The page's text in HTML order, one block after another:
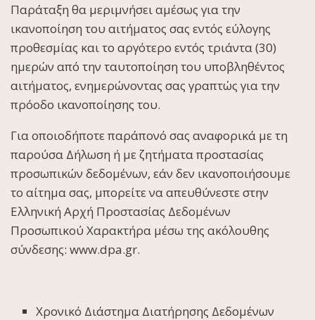
Παράταξη θα μεριμνήσει αμέσως για την
ικανοποίηση του αιτήματος σας εντός εύλογης
προθεσμίας και το αργότερο εντός τριάντα (30)
ημερών από την ταυτοποίηση του υποβληθέντος
αιτήματος, ενημερώνοντας σας γραπτώς για την
πρόοδο ικανοποίησης του.
Για οποιοδήποτε παράπονό σας αναφορικά με τη
παρούσα Δήλωση ή με ζητήματα προστασίας
προσωπικών δεδομένων, εάν δεν ικανοποιήσουμε
το αίτημα σας, μπορείτε να απευθύνεστε στην
Ελληνική Αρχή Προστασίας Δεδομένων
Προσωπικού Χαρακτήρα μέσω της ακόλουθης
σύνδεσης: www.dpa.gr.
Χρονικό Διάστημα Διατήρησης Δεδομένων